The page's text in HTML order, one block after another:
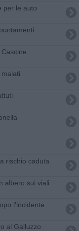
per le auto
rischio caduta
albero sui viali
l'incidente
al Galluzzo